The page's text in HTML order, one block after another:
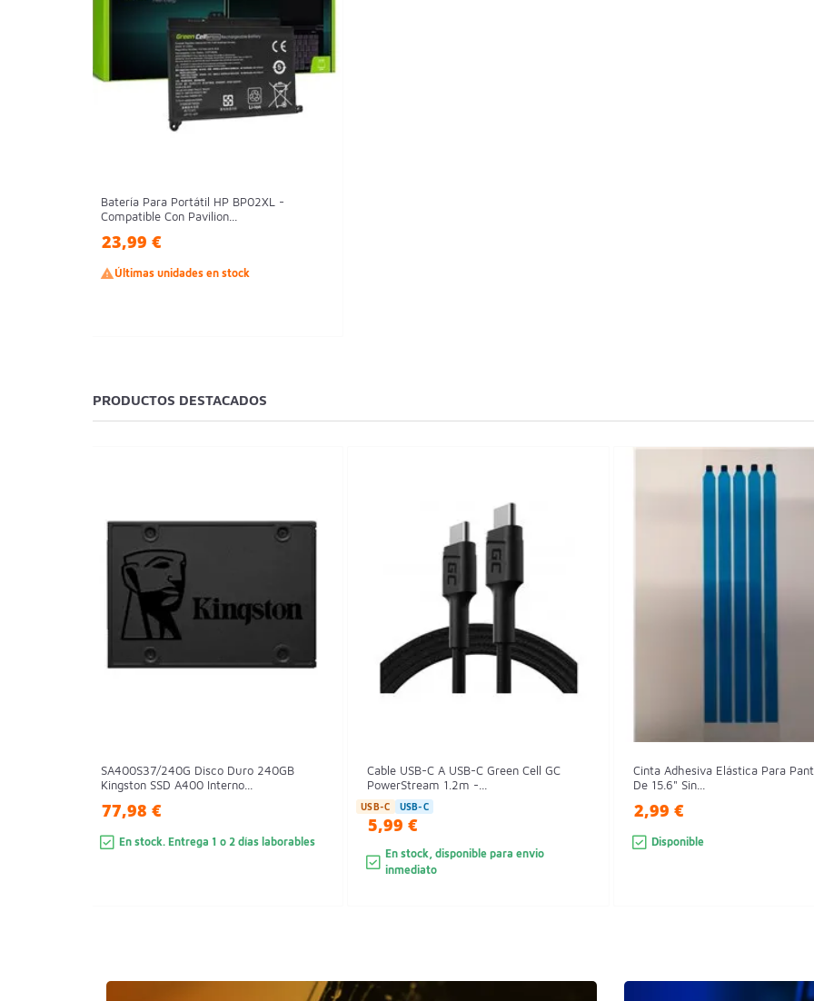
Batería Para Portátil HP BP02XL -
Compatible Con Pavilion...
23,99 €
Últimas unidades en stock
PRODUCTOS DESTACADOS
SA400S37/240G Disco Duro 240GB
Kingston SSD A400 Interno...
77,98 €
En stock. Entrega 1 o 2 días laborables
Cable USB-C A USB-C Green Cell GC
PowerStream 1.2m -...
USB-C USB-C
5,99 €
En stock, disponible para envio
inmediato
Cinta Adhesiva Elástica Para
De 15.6" Sin...
2,99 €
Disponible